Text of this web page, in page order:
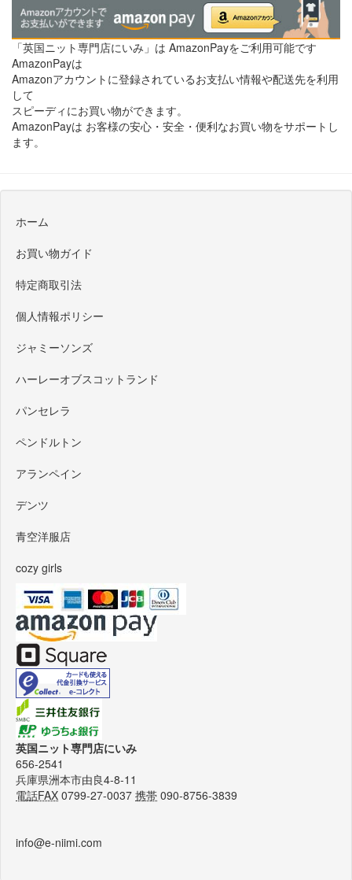
「英国ニット専門店にいみ」は AmazonPayをご利用可能です
AmazonPayは
Amazonアカウントに登録されているお支払い情報や配送先を利用
して
スピーディにお買い物ができます。
AmazonPayは お客様の安心・安全・便利なお買い物をサポートし
ます。
ホーム
お買い物ガイド
特定商取引法
個人情報ポリシー
ジャミーソンズ
ハーレーオブスコットランド
パンセレラ
ペンドルトン
アランペイン
デンツ
青空洋服店
cozy girls
英国ニット専門店にいみ
656-2541
兵庫県洲本市由良4-8-11
電話FAX 0799-27-0037 携帯 090-8756-3839
info@e-niimi.com